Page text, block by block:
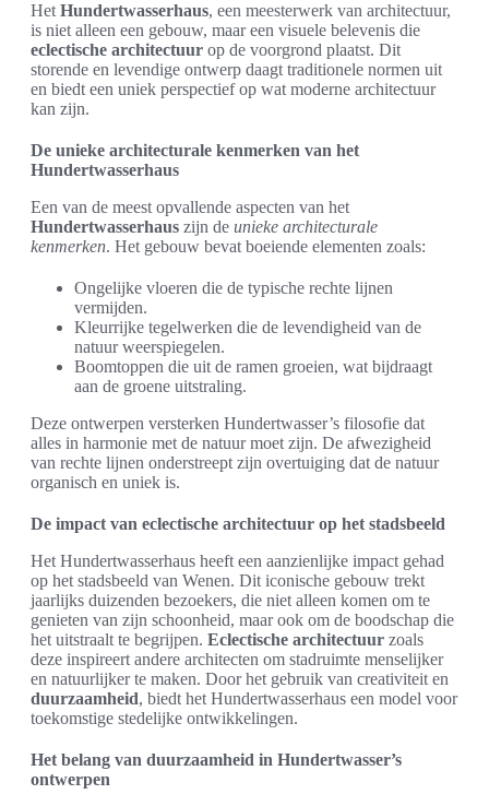
Het Hundertwasserhaus, een meesterwerk van architectuur,
is niet alleen een gebouw, maar een visuele belevenis die
eclectische architectuur op de voorgrond plaatst. Dit
storende en levendige ontwerp daagt traditionele normen uit
en biedt een uniek perspectief op wat moderne architectuur
kan zijn.
De unieke architecturale kenmerken van het
Hundertwasserhaus
Een van de meest opvallende aspecten van het
Hundertwasserhaus zijn de unieke architecturale
kenmerken. Het gebouw bevat boeiende elementen zoals:
Ongelijke vloeren die de typische rechte lijnen
vermijden.
Kleurrijke tegelwerken die de levendigheid van de
natuur weerspiegelen.
Boomtoppen die uit de ramen groeien, wat bijdraagt
aan de groene uitstraling.
Deze ontwerpen versterken Hundertwasser’s filosofie dat
alles in harmonie met de natuur moet zijn. De afwezigheid
van rechte lijnen onderstreept zijn overtuiging dat de natuur
organisch en uniek is.
De impact van eclectische architectuur op het stadsbeeld
Het Hundertwasserhaus heeft een aanzienlijke impact gehad
op het stadsbeeld van Wenen. Dit iconische gebouw trekt
jaarlijks duizenden bezoekers, die niet alleen komen om te
genieten van zijn schoonheid, maar ook om de boodschap die
het uitstraalt te begrijpen. Eclectische architectuur zoals
deze inspireert andere architecten om stadruimte menselijker
en natuurlijker te maken. Door het gebruik van creativiteit en
duurzaamheid, biedt het Hundertwasserhaus een model voor
toekomstige stedelijke ontwikkelingen.
Het belang van duurzaamheid in Hundertwasser’s
ontwerpen